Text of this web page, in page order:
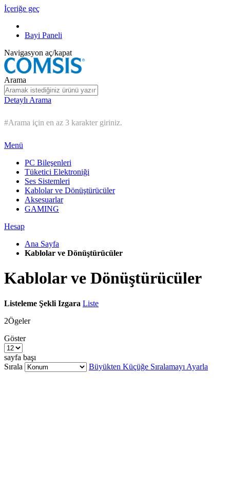
İçeriğe geç
Bayi Paneli
Navigasyon aç/kapat
Arama
Detaylı Arama
#Arama için en az 3 karakter giriniz.
Menü
PC Bileşenleri
Tüketici Elektroniği
Ses Sistemleri
Kablolar ve Dönüştürücüler
Aksesuarlar
GAMING
Hesap
Ana Sayfa
Kablolar ve Dönüştürücüler
Kablolar ve Dönüştürücüler
Listeleme Şekli Izgara Liste
2Ögeler
Göster
sayfa başı
Sırala
Büyükten Küçüğe Sıralamayı Ayarla